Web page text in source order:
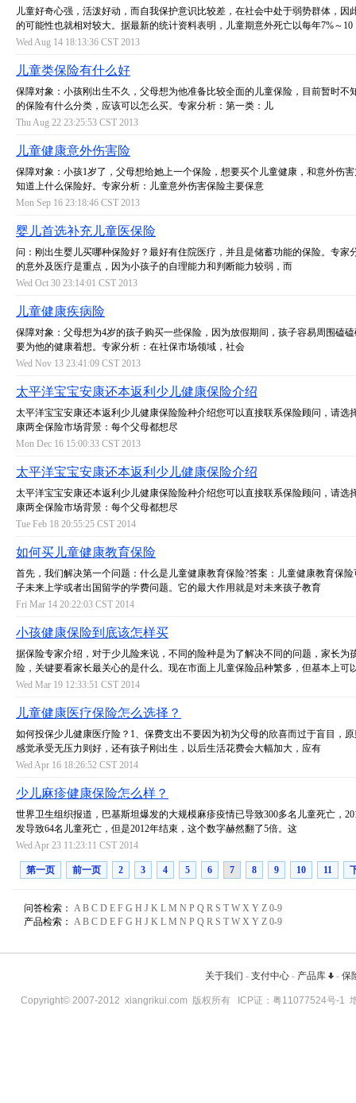
儿童好奇心强，活泼好动，而自我保护意识比较差，在社会中处于弱势群体，因
的可能性也就相对较大。据最新的统计资料表明，儿童期意外死亡以每年7%～10
Wed Aug 14 18:13:36 CST 2013
儿童类保险有什么好
保障对象：小孩刚出生不久，父母想为他准备比较全面的儿童保险，目前暂时不
的保险有什么分类，应该可以怎么买。专家分析：第一类：儿
Thu Aug 22 23:25:53 CST 2013
儿童健康意外伤害险
保障对象：小孩1岁了，父母想给她上一个保险，想要买个儿童健康，和意外伤
知道上什么保险好。专家分析：儿童意外伤害保险主要保意
Mon Sep 16 23:18:46 CST 2013
婴儿首选补充儿童医保险
问：刚出生婴儿买哪种保险好？最好有住院医疗，并且是储蓄功能的保险。专家
的意外及医疗是重点，因为小孩子的自理能力和判断能力较弱，而
Wed Oct 30 23:14:01 CST 2013
儿童健康疾病险
保障对象：父母想为4岁的孩子购买一些保险，因为放假期间，孩子容易周围磕
要为他的健康着想。专家分析：在社保市场领域，社会
Wed Nov 13 23:41:09 CST 2013
太平洋宝宝安康还本返利少儿健康保险介绍
太平洋宝宝安康还本返利少儿健康保险险种介绍您可以直接联系保险顾问，请选
康两全保险市场背景：每个父母都想尽
Mon Dec 16 15:00:33 CST 2013
太平洋宝宝安康还本返利少儿健康保险介绍
太平洋宝宝安康还本返利少儿健康保险险种介绍您可以直接联系保险顾问，请选
康两全保险市场背景：每个父母都想尽
Tue Feb 18 20:55:25 CST 2014
如何买儿童健康教育保险
首先，我们解决第一个问题：什么是儿童健康教育保险?答案：儿童健康教育保
子未来上学或者出国留学的学费问题。它的最大作用就是对未来孩子教育
Fri Mar 14 20:22:03 CST 2014
小孩健康保险到底该怎样买
据保险专家介绍，对于少儿险来说，不同的险种是为了解决不同的问题，家长为
险，关键要看家长最关心的是什么。现在市面上儿童保险品种繁多，但基本上可
Wed Mar 19 12:33:51 CST 2014
儿童健康医疗保险怎么选择？
如何投保少儿健康医疗险？1、保费支出不要因为初为父母的欣喜而过于盲目，
感觉承受无压力则好，还有孩子刚出生，以后生活花费会大幅加大，应有
Wed Apr 16 18:26:52 CST 2014
少儿麻疹健康保险怎么样？
世界卫生组织报道，巴基斯坦爆发的大规模麻疹疫情已导致300多名儿童死亡，
发导致64名儿童死亡，但是2012年结束，这个数字赫然翻了5倍。这
Wed Apr 23 11:23:11 CST 2014
第一页 前一页 2 3 4 5 6 7 8 9 10 11
问答检索： A B C D E F G H J K L M N P Q R S T W X Y Z 0-9
产品检索： A B C D E F G H J K L M N P Q R S T W X Y Z 0-9
关于我们 - 支付中心- 产品库 - 保
Copyright© 2007-2012 xiangrikui.com 版权所有 ICP证： 粤11077524号-1